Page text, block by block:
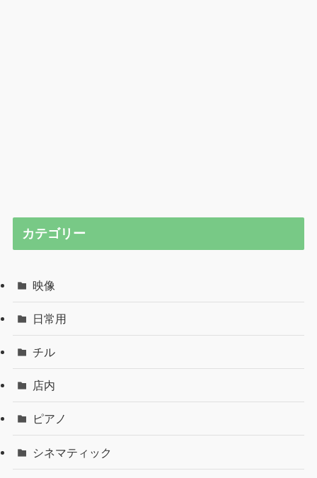
カテゴリー
映像
日常用
チル
店内
ピアノ
シネマティック